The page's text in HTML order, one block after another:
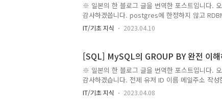
※ 일본의 한 블로그 글을 번역한 포스트입니다.
감사하겠씁니다. postgres에 한정하지 않고
중요하다. 또한 postgres에서는 기존의 데이터형
사용하는 것으로 유연한 데이터의 표현을 할 수
형의 뒤에 []를 추가한다. 예를 들면 다음과 같다.
과 같이 할 수 있다. S..
IT/기초 지식 2023.04.10
[SQL] MySQL의 GROUP BY 완전 이해
※ 일본의 한 블로그 글을 번역한 포스트입니다.
감사하겠습니다. 전제 유저 ID 이름 메일주소 작
example1@example.com 10 5000 2 김철수
example3@example.com 3709 6446131 다음
IT/기초 지식 2023.04.08